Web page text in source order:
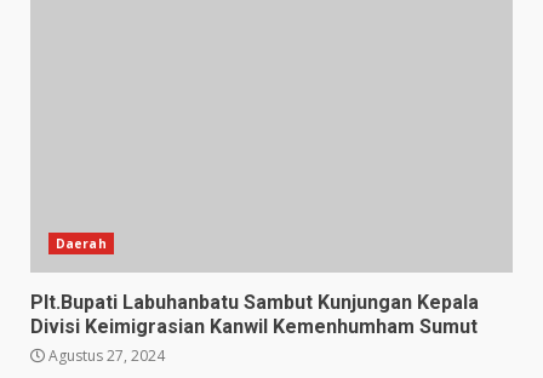
Daerah
Plt.Bupati Labuhanbatu Sambut Kunjungan Kepala
Divisi Keimigrasian Kanwil Kemenhumham Sumut
Agustus 27, 2024